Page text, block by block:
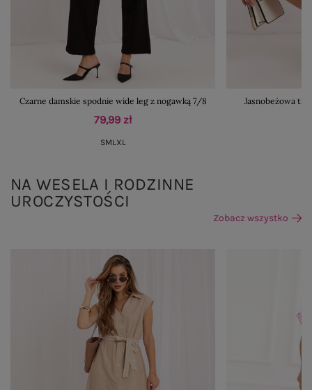
Czarne damskie spodnie wide leg z nogawką 7/8
79,99 zł
SMLXL
Jasnobeżowa
NA WESELA I RODZINNE
UROCZYSTOŚCI
Zobacz wszystko